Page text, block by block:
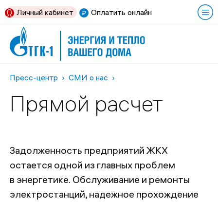
Оплатить онлайн
Личный кабинет
Пресс-центр СМИ о нас
Прямой расчет
Задолженность предприятий ЖКХ
остается одной из главных проблем
в энергетике. Обслуживание и ремонты
электростанций, надежное прохождение